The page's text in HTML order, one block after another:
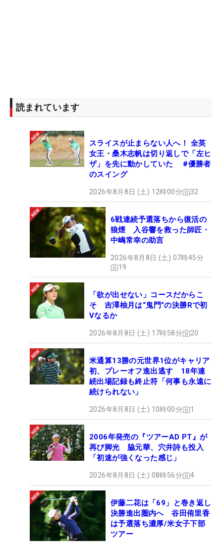
読まれています
スライスが止まらない人へ！ 全英
女王・桑木志帆は切り返しで「左ヒ
ザ」を先に動かしていた #優勝者
のスイング
2026年8月8日 (土) 12時00分 32
6戦連続予選落ちから復活の
狼煙 入谷響を救った師匠・
中嶋常幸の助言
2026年8月8日 (土) 07時45分
19
「欲が出せない」コースだからこ
そ 吉澤柚月は“鬼門”の決勝Rで初
Vなるか
2026年8月8日 (土) 17時58分 20
米通算13勝の元世界1位がキャリア
初、プレーオフ進出逃す 18年連
続出場記録も終止符「何事も永遠に
続けられない」
2026年8月8日 (土) 10時00分 1
2006年発売の『ツアーAD PT』が
再び脚光 脇元華、穴井詩も投入
「初速が強くなった感じ」
2026年8月8日 (土) 08時56分 4
伊藤二花は「69」と巻き返し
決勝進出圏内へ 谷田侑里香
は予選落ち濃厚/米女子下部
ツアー